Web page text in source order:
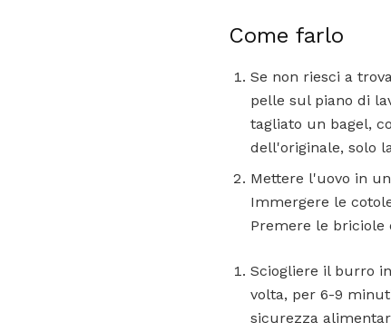
Come farlo
Se non riesci a
pelle sul piano di
tagliato un bagel,
dell'originale, solo
Mettere l'uovo in
Immergere le
Premere le
Sciogliere il burro
volta, per 6-9
sicurezza